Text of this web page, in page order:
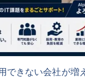
できない会社が増